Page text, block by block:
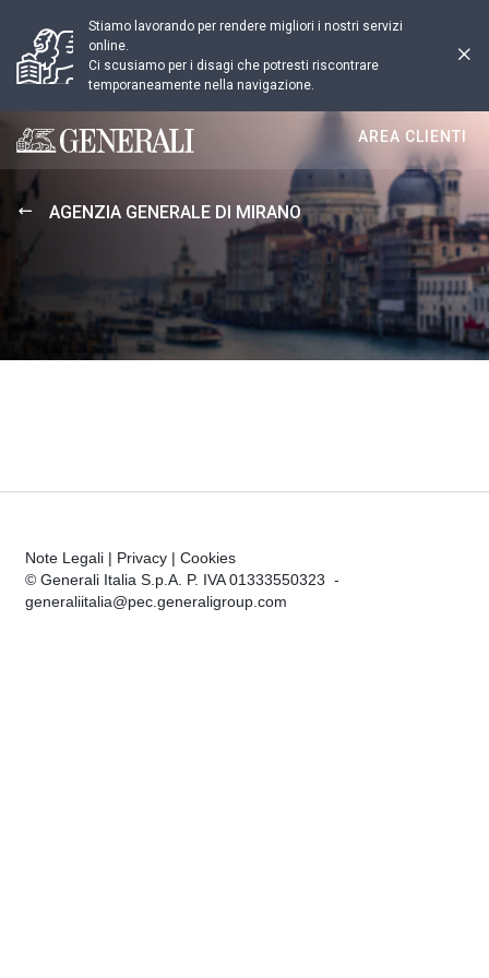
Stiamo lavorando per rendere migliori i nostri servizi
online.
Ci scusiamo per i disagi che potresti riscontrare
temporaneamente nella navigazione.
Generali logo
AREA CLIENTI
AGENZIA GENERALE DI MIRANO
Note Legali | Privacy | Cookies
© Generali Italia S.p.A. P. IVA 01333550323 -
generaliitalia@pec.generaligroup.com